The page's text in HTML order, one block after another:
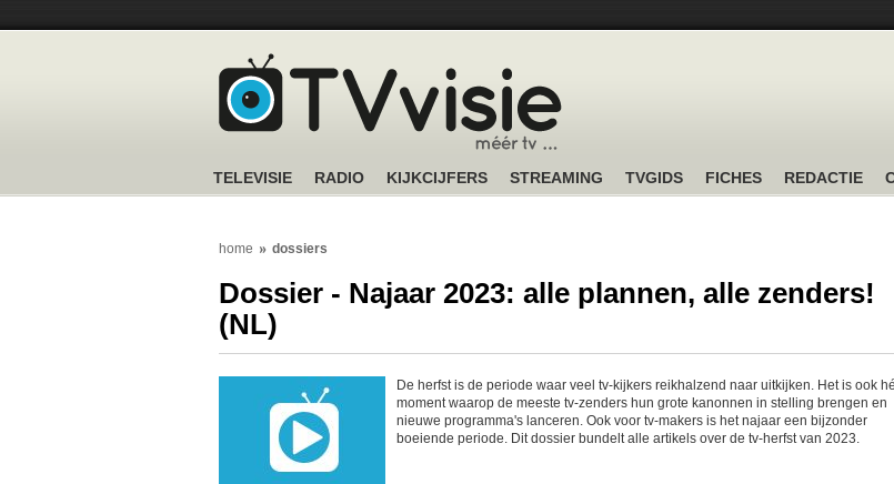
TELEVISIE RADIO KIJKCIJFERS STREAMING TVGIDS FICHES REDACTIE
home dossiers
Dossier - Najaar 2023: alle plannen, alle zenders!
(NL)
De herfst is de periode waar veel tv-kijkers reikhalzend naar uitkijken. Het is ook
moment waarop de meeste tv-zenders hun grote kanonnen in stelling brengen en
nieuwe programma's lanceren. Ook voor tv-makers is het najaar een bijzonder
boeiende periode. Dit dossier bundelt alle artikels over de tv-herfst van 2023.